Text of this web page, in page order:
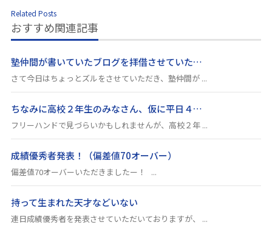
Related Posts
おすすめ関連記事
塾仲間が書いていたブログを拝借させていた…
さて今日はちょっとズルをさせていただき、塾仲間が ...
ちなみに高校２年生のみなさん、仮に平日４…
フリーハンドで見づらいかもしれませんが、高校２年 ...
成績優秀者発表！（偏差値70オーバー）
偏差値70オーバーいただきましたー！ ...
持って生まれた天才などいない
連日成績優秀者を発表させていただいておりますが、 ...